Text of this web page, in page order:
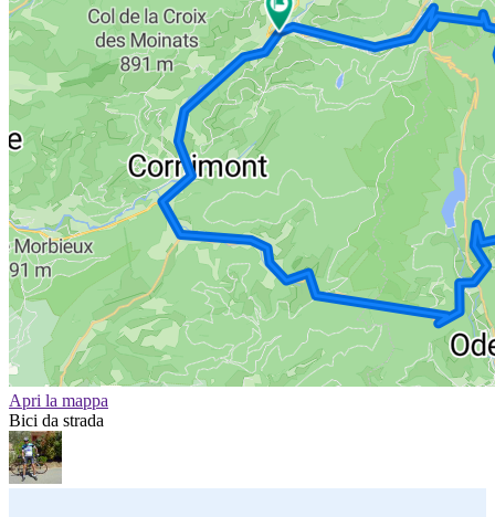
Apri la mappa
Bici da strada